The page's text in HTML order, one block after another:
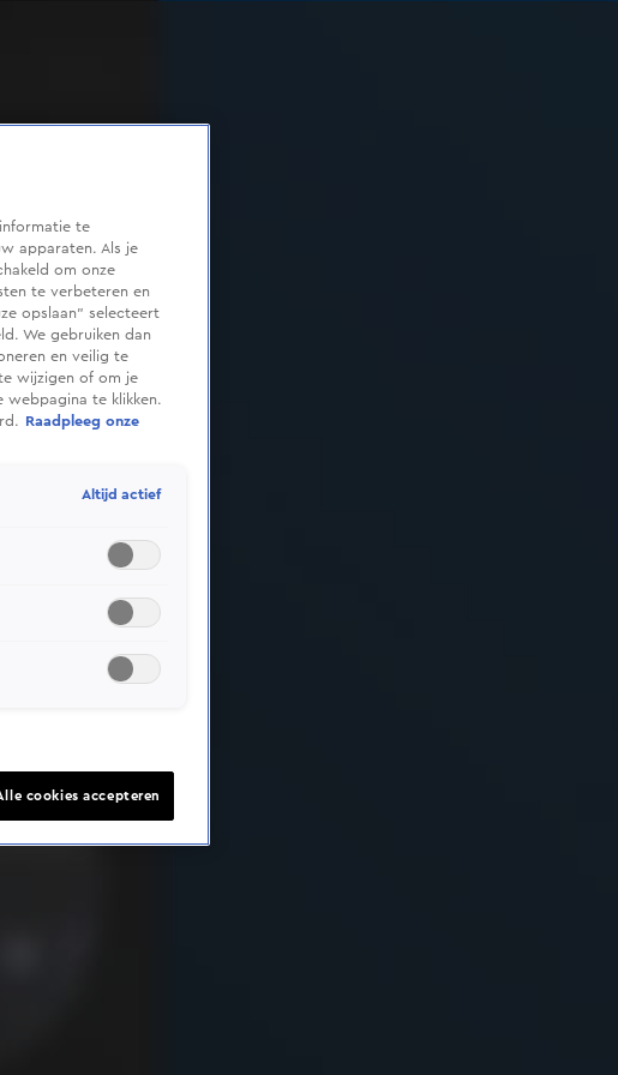
te
apparaten. Als je
om onze
te verbeteren en
opslaan” selecteert
We gebruiken dan
en veilig te
wijzigen of om je
te klikken.
Raadpleeg onze
Altijd actief
cookies accepteren